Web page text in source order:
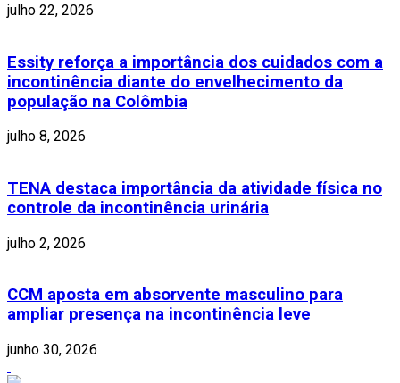
julho 22, 2026
Essity reforça a importância dos cuidados com a
incontinência diante do envelhecimento da
população na Colômbia
julho 8, 2026
TENA destaca importância da atividade física no
controle da incontinência urinária
julho 2, 2026
CCM aposta em absorvente masculino para
ampliar presença na incontinência leve
junho 30, 2026